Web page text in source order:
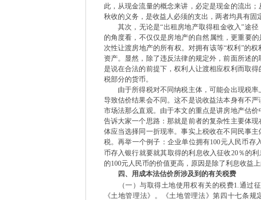
此，从现金流量的概念来讲，必定是现金的流出
秋收的义务，是收益人必须的支出，两者均具有固
其次，无论是“出租房地产取得租金收入”途径
的角度看，不仅仅是房地产的自然属性，更重要
次性让渡房地产的所有权。对拥有该等“权利”的
资产。显然，除了违反法律的规定外，前面所述
是说在合法的前提下，权利人让渡相应权利而取
税部分的货币。
由于所得税对不同纳税主体，可能会出现税率
导致估价结果会不同。这不是说收益法本身有不
市场法那么直观。由于本文的重点是讲房地产估
告诉大家一个思路：那就是前者的复杂性主要体
体应当选择同一折现率。事实上税收在不同民事
税。再举一个例子：企业单位拥有100元人民币存
币存入银行就要就其取得的利息收入征收20％的
的100元人民币的价值更高，原因是除了利息收益
四、用成本法估价所涉及到的有关税费4 V2 V! L:
（一）与取得土地使用权有关的税费1.通过征
《土地管理法》。《土地管理法》第四十七条